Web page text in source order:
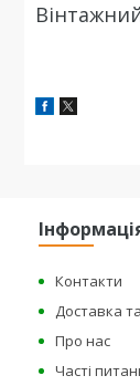
Контакти
Доставка
Про нас
Часті